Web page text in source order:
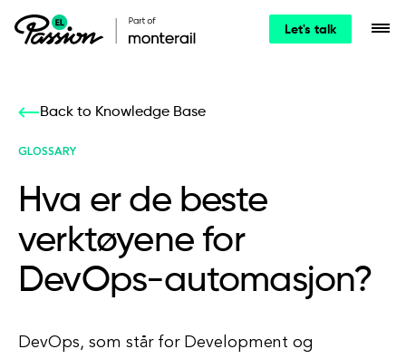
Let's talk
Back to Knowledge Base
GLOSSARY
Hva er de beste
verktøyene for
DevOps-automasjon?
DevOps, som står for Development og